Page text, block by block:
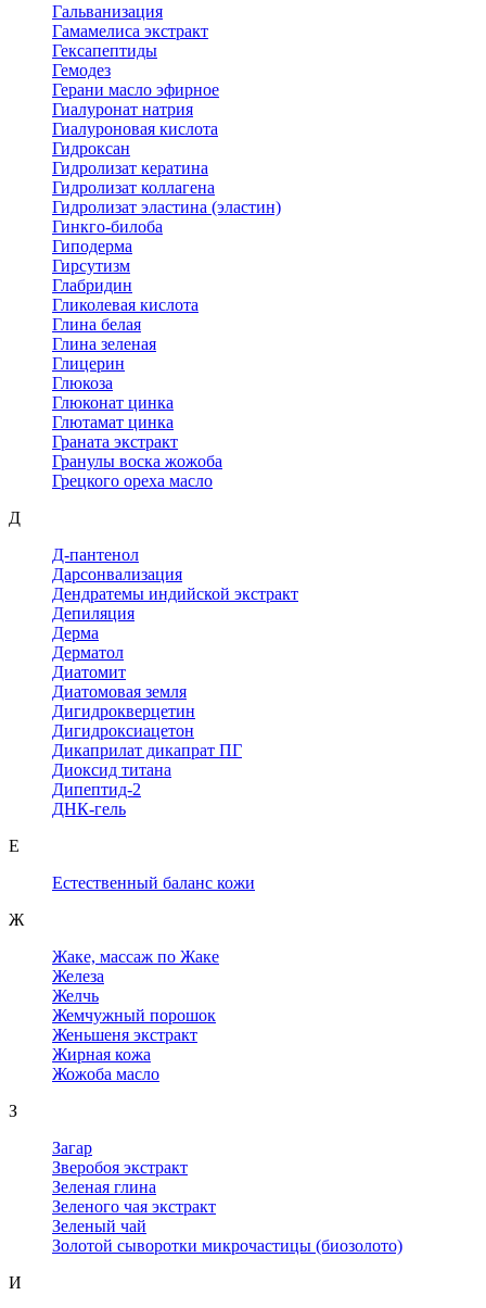
Гальванизация
Гамамелиса экстракт
Гексапептиды
Гемодез
Герани масло эфирное
Гиалуронат натрия
Гиалуроновая кислота
Гидроксан
Гидролизат кератина
Гидролизат коллагена
Гидролизат эластина (эластин)
Гинкго-билоба
Гиподерма
Гирсутизм
Глабридин
Гликолевая кислота
Глина белая
Глина зеленая
Глицерин
Глюкоза
Глюконат цинка
Глютамат цинка
Граната экстракт
Гранулы воска жожоба
Грецкого ореха масло
Д
Д-пантенол
Дарсонвализация
Дендратемы индийской экстракт
Депиляция
Дерма
Дерматол
Диатомит
Диатомовая земля
Дигидрокверцетин
Дигидроксиацетон
Дикаприлат дикапрат ПГ
Диоксид титана
Дипептид-2
ДНК-гель
Е
Естественный баланс кожи
Ж
Жаке, массаж по Жаке
Железа
Желчь
Жемчужный порошок
Женьшеня экстракт
Жирная кожа
Жожоба масло
З
Загар
Зверобоя экстракт
Зеленая глина
Зеленого чая экстракт
Зеленый чай
Золотой сыворотки микрочастицы (биозолото)
И